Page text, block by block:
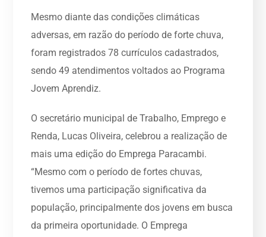
Mesmo diante das condições climáticas
adversas, em razão do período de forte chuva,
foram registrados 78 currículos cadastrados,
sendo 49 atendimentos voltados ao Programa
Jovem Aprendiz.
O secretário municipal de Trabalho, Emprego e
Renda, Lucas Oliveira, celebrou a realização de
mais uma edição do Emprega Paracambi.
“Mesmo com o período de fortes chuvas,
tivemos uma participação significativa da
população, principalmente dos jovens em busca
da primeira oportunidade. O Emprega